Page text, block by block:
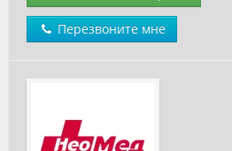
Перезвоните мне